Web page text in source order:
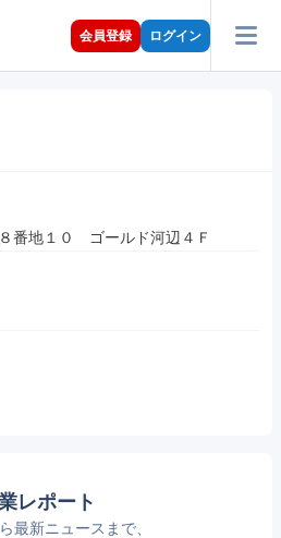
会員登録 ログイン
番地１０　ゴールド河辺４Ｆ
レポート
最新ニュースまで、